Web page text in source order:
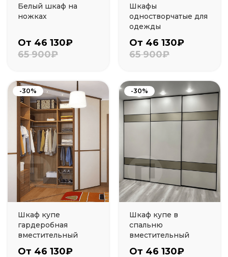
Белый шкаф на
ножках
От 46 130₽
65 900₽
Шкафы
одностворчатые для
одежды
От 46 130₽
65 900₽
-30%
Шкаф купе
гардеробная
вместительный
От 46 130₽
-30%
Шкаф купе в
спальню
вместительный
От 46 130₽